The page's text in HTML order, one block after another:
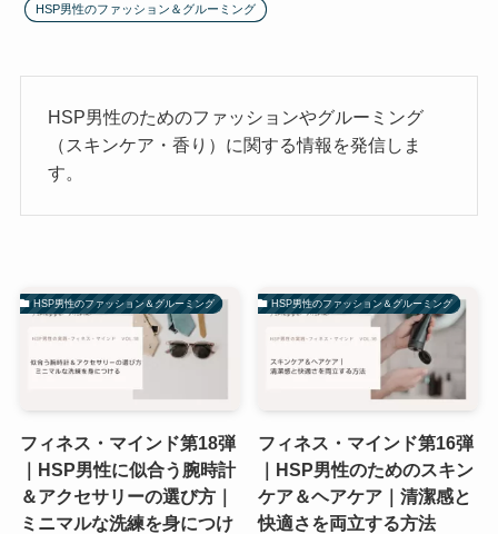
HSP男性のファッション＆グルーミング
HSP男性のためのファッションやグルーミング
（スキンケア・香り）に関する情報を発信しま
す。
HSP男性のファッション＆グルーミング
フィネス・マインド第18弾
｜HSP男性に似合う腕時計
＆アクセサリーの選び方｜
ミニマルな洗練を身につけ
HSP男性のファッション＆グルーミング
フィネス・マインド第16弾
｜HSP男性のためのスキン
ケア＆ヘアケア｜清潔感と
快適さを両立する方法